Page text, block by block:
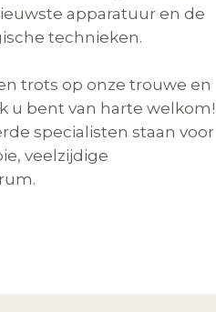
apparatuur en de
technieken.
trots op onze trouwe en
u bent van harte welkom!
specialisten staan voor
veelzijdige